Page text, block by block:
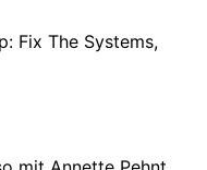
Fix The Systems,